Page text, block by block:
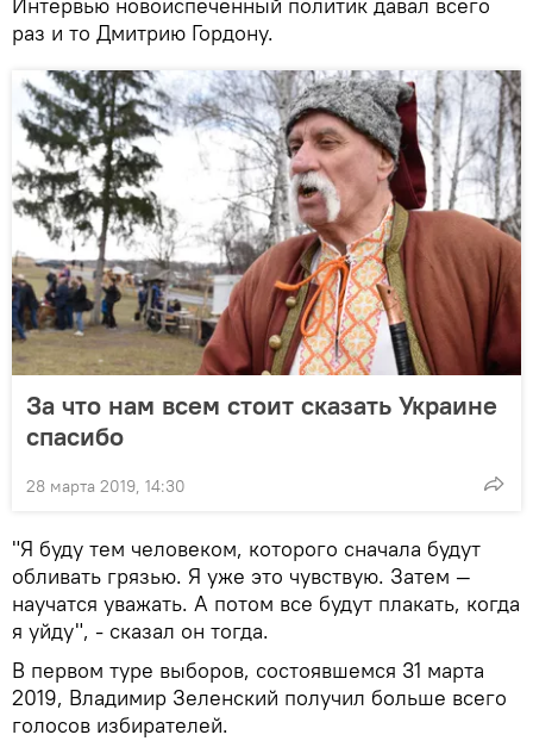
Интервью новоиспеченный политик давал всего
раз и то Дмитрию Гордону.
За что нам всем стоит сказать Украине
спасибо
28 марта 2019, 14:30
"Я буду тем человеком, которого сначала будут
обливать грязью. Я уже это чувствую. Затем —
научатся уважать. А потом все будут плакать, когда
я уйду", - сказал он тогда.
В первом туре выборов, состоявшемся 31 марта
2019, Владимир Зеленский получил больше всего
голосов избирателей.